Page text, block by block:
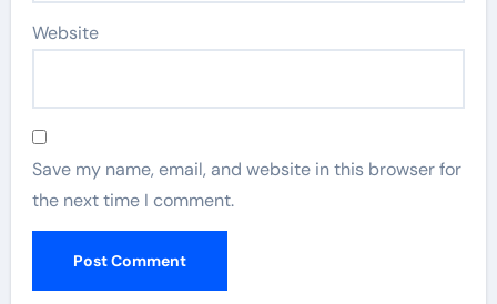
Website
Save my name, email, and website in this browser for
the next time I comment.